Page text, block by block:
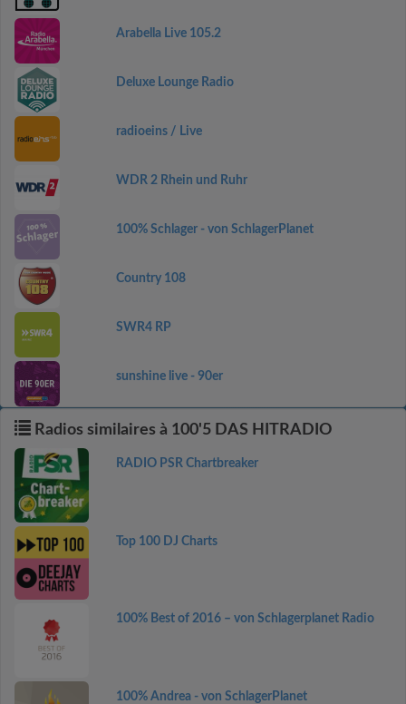
Arabella Live 105.2
Deluxe Lounge Radio
radioeins / Live
WDR 2 Rhein und Ruhr
100% Schlager - von SchlagerPlanet
Country 108
SWR4 RP
sunshine live - 90er
Radios similaires à 100'5 DAS HITRADIO
RADIO PSR Chartbreaker
Top 100 DJ Charts
100% Best of 2016 – von Schlagerplanet Radio
100% Andrea - von SchlagerPlanet